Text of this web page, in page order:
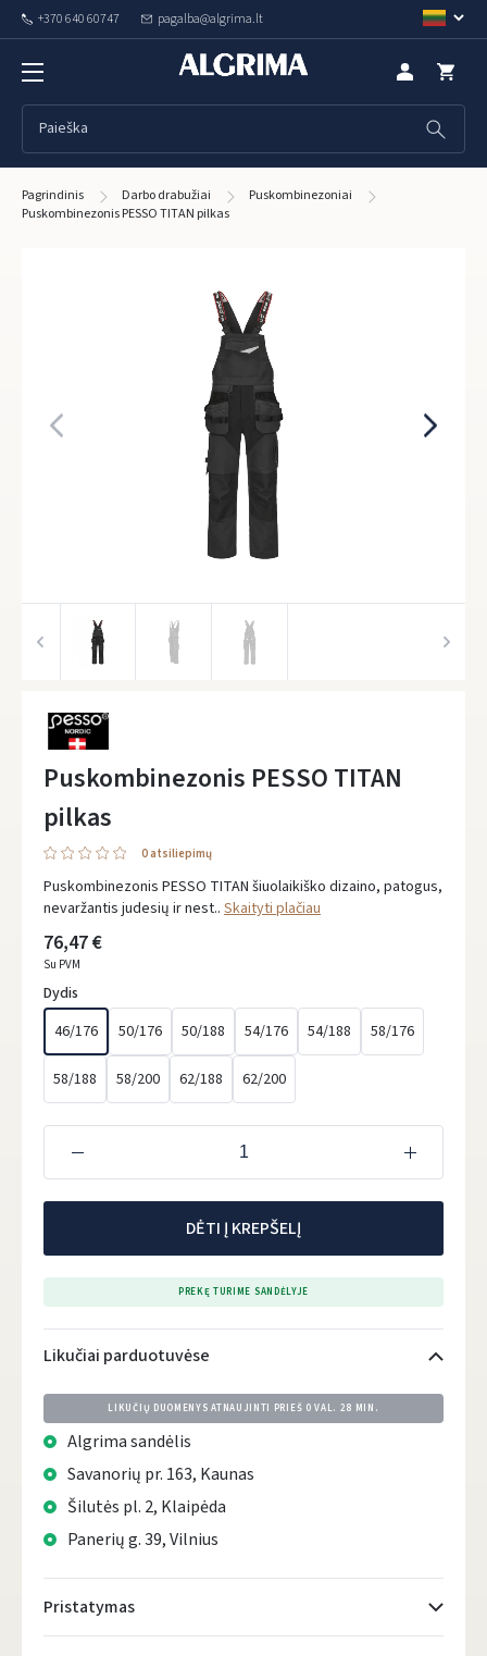
+370 640 60747 pagalba@algrima.lt
Pagrindinis Darbo drabužiai
Puskombinezoniai
Puskombinezonis PESSO TITAN pilkas
Puskombinezonis PESSO TITAN
pilkas
0 atsiliepimų
Puskombinezonis PESSO TITAN šiuolaikiško dizaino, patogus,
nevaržantis judesių ir nest.. Skaityti plačiau
76,47 €
Su PVM
Dydis
46/176
50/176 50/188 54/176 54/188 58/176
58/188 58/200 62/188 62/200
DĖTI Į KREPŠELĮ
PREKĘ TURIME SANDĖLYJE
Likučiai parduotuvėse
LIKUČIŲ DUOMENYS ATNAUJINTI PRIEŠ 0 VAL. 28 MIN.
Algrima sandėlis
Savanorių pr. 163, Kaunas
Šilutės pl. 2, Klaipėda
Panerių g. 39, Vilnius
Pristatymas